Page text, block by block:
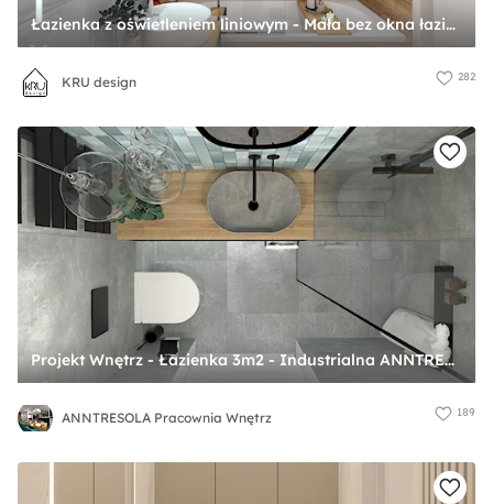
Łazienka z oświetleniem liniowym - Mała bez okna łazienka, styl nowoczesny - zdjęcie od KRU design
KRU design 282
Projekt Wnętrz - Łazienka 3m2 - Industrialna ANNTRESOLA - Projektowanie Wnętrz - zdjęcie od ANNTRESOLA Pracownia Wnętrz
ANNTRESOLA Pracownia Wnętrz 189